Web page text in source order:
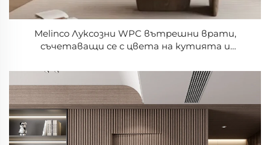
Melinco Луксозни WPC вътрешни врати,
съчетаващи се с цвета на кутията и
алуминиеви